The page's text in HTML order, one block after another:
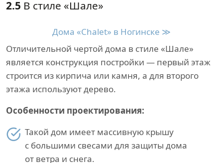
2.5 В стиле «Шале»
Дома «Chalet» в Ногинске ≫
Отличительной чертой дома в стиле «Шале»
является конструкция постройки — первый этаж
строится из кирпича или камня, а для второго
этажа используют дерево.
Особенности проектирования:
Такой дом имеет массивную крышу
с большими свесами для защиты дома
от ветра и снега.